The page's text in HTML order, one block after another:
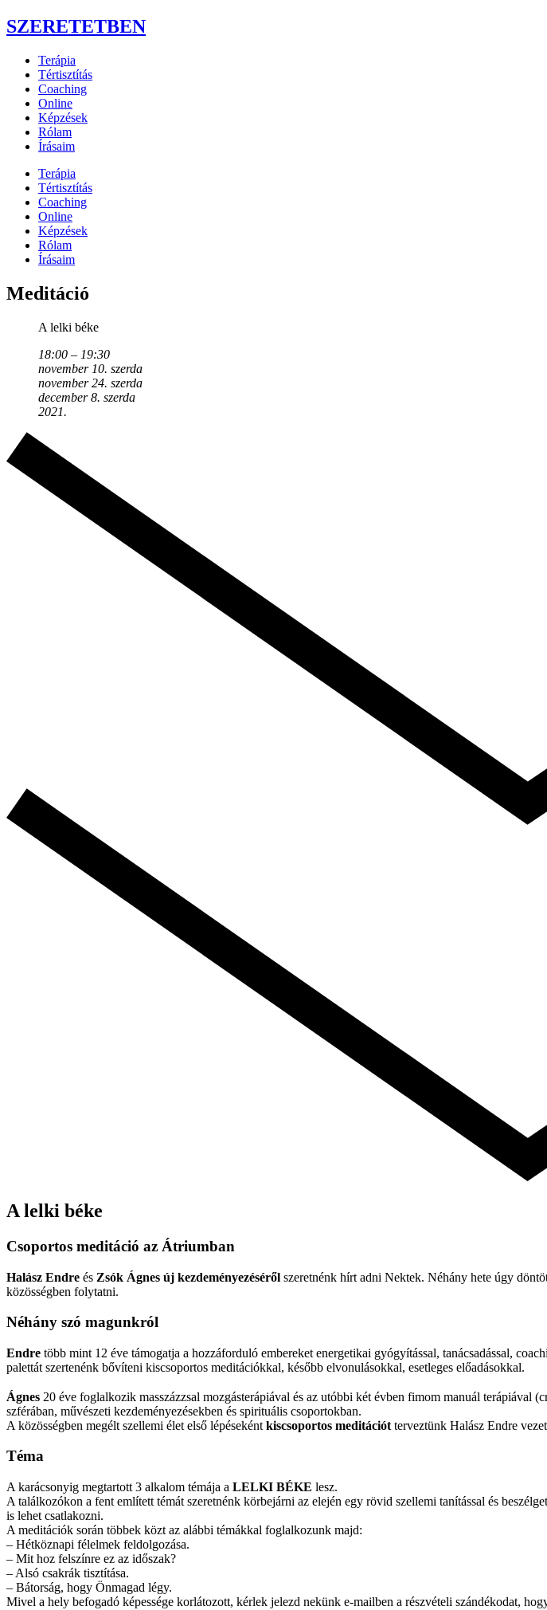
SZERETETBEN
Terápia
Tértisztítás
Coaching
Online
Képzések
Rólam
Írásaim
Terápia
Tértisztítás
Coaching
Online
Képzések
Rólam
Írásaim
Meditáció
A lelki béke
18:00 – 19:30
november 10. szerda
november 24. szerda
december 8. szerda
2021.​
A lelki béke
Csoportos meditáció az Átriumban
Halász Endre és Zsók Ágnes új kezdeményezéséről szeretnénk hírt adni Nektek. Néhány hete úgy
közösségben folytatni.
Néhány szó magunkról
Endre több mint 12 éve támogatja a hozzáforduló embereket energetikai gyógyítással, tanácsadással,
palettát szertenénk bővíteni kiscsoportos meditációkkal, később elvonulásokkal, esetleges előadásokkal.
Ágnes 20 éve foglalkozik masszázzsal mozgásterápiával és az utóbbi két évben fimom manuál terápiával
szférában, művészeti kezdeményezésekben és spirituális csoportokban.
A közösségben megélt szellemi élet első lépéseként kiscsoportos meditációt terveztünk Halász Endre
Téma
A karácsonyig megtartott 3 alkalom témája a LELKI BÉKE lesz.
A találkozókon a fent említett témát szeretnénk körbejárni az elején egy rövid szellemi tanítással és
is lehet csatlakozni.
A meditációk során többek közt az alábbi témákkal foglalkozunk majd:
– Hétköznapi félelmek feldolgozása.
– Mit hoz felszínre ez az időszak?
– Alsó csakrák tisztítása.
– Bátorság, hogy Önmagad légy.
Mivel a hely befogadó képessége korlátozott, kérlek jelezd nekünk e-mailben a részvételi szándékodat,